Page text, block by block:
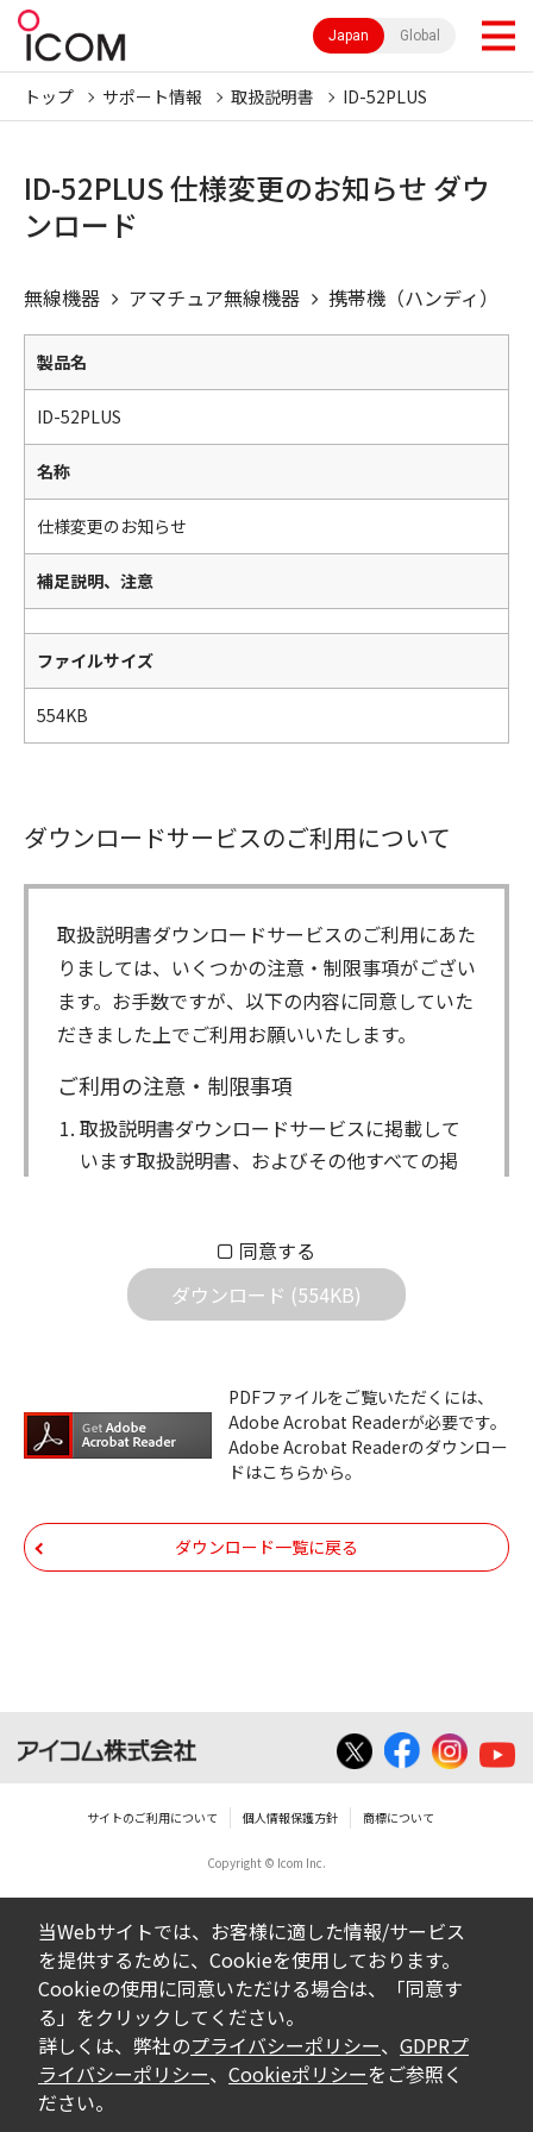
Japan Global
トップ サポート情報 取扱説明書 ID-52PLUS
ID-52PLUS 仕様変更のお知らせ ダウ
ンロード
無線機器 アマチュア無線機器 携帯機（ハンディ）
製品名
ID-52PLUS
名称
仕様変更のお知らせ
補足説明、注意
ファイルサイズ
554KB
ダウンロードサービスのご利用について
取扱説明書ダウンロードサービスのご利用にあた
りましては、いくつかの注意・制限事項がござい
ます。お手数ですが、以下の内容に同意していた
だきました上でご利用お願いいたします。
ご利用の注意・制限事項
取扱説明書ダウンロードサービスに掲載して
います取扱説明書、およびその他すべての掲
属します。ダウンロードした取扱説明書は、
個人が本来の目的でご使用されることは可能
ですが、権利者の許諾を得ることなく、以下
ダウンロードした取扱説明書は、複製、賃
貸、改変、公衆送信、または公衆送信可能
化することはできません。
いは無償を問わず、第三者に譲渡あるいは
使用させる事ができません。
ダウンロードした取扱説明書等に使用され
の転用は一切出来ません。
ダウンロードした取扱説明書およびその他す
べての掲載物の変更は一切行わないでくださ
い。お客様による内容の変更により、何らか
の欠陥が生じたとしても、弊社では一切の保
証をいたしません。また、内容の変更の結
果、万一お客様に損害が生じたとしても、弊
社及び販売店等は一切の責任を負いません。
掲載の取扱説明書等は、製品発売当時の内容
同意する
ダウンロード (554KB)
PDFファイルをご覧いただくには、
Adobe Acrobat Readerが必要です。
Adobe Acrobat Readerのダウンロー
ドはこちらから。
ダウンロード一覧に戻る
サイトのご利用について 個人情報保護方針 商標について
Copyright © Icom Inc.
当Webサイトでは、お客様に適した情報/サービス
を提供するために、Cookieを使用しております。
Cookieの使用に同意いただける場合は、「同意す
る」をクリックしてください。
詳しくは、弊社のプライバシーポリシー、 GDPRプ
ライバシーポリシー、 Cookieポリシーをご参照く
ださい。